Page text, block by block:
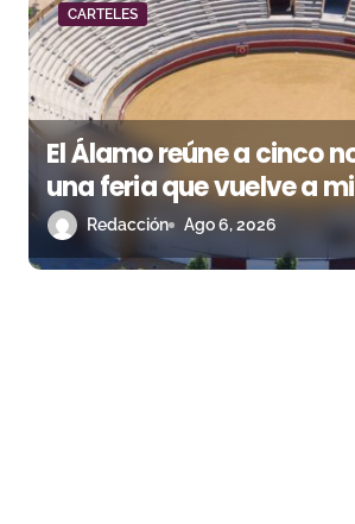
CARTELES
El Álamo reúne a cinco
una feria que vuelve a
futuroRedacción Ago 6, 2026